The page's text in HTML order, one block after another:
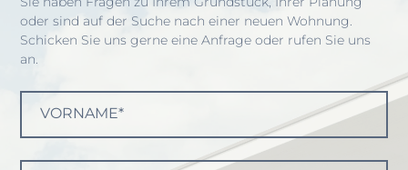
oder sind auf der Suche nach einer neuen Wohnung.
Schicken Sie uns gerne eine Anfrage oder rufen Sie uns
an.
VORNAME*